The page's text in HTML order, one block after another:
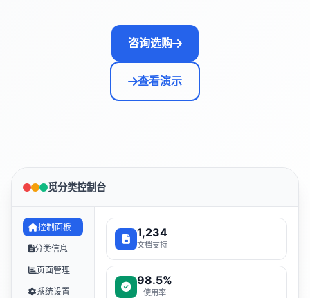
咨询选购
查看演示
觅分类控制台
控制面板
分类信息
页面管理
系统设置
1,234
文档支持
98.5%
使用率